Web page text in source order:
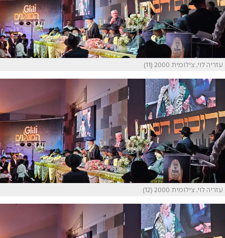
עזריה לוי, צילומית 2000 (11)
עזריה לוי, צילומית 2000 (12)